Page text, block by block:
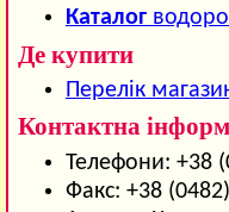
Каталог
Де купити
Перелік
Контактна
Телефони: +38
Факс: +38